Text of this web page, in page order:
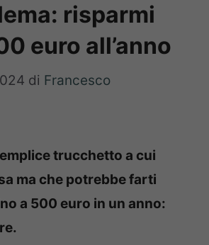
risparmi
euro all’anno
di Francesco
trucchetto a cui
ma che potrebbe farti
a 500 euro in un anno: